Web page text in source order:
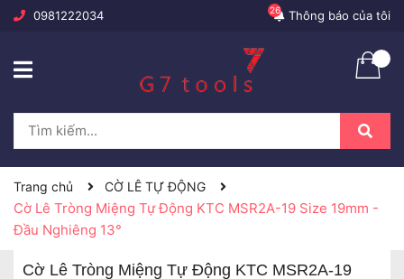
0981222034 Thông báo của tôi
26
Trang chủ CỜ LÊ TỰ ĐỘNG
Cờ Lê Tròng Miệng Tự Động KTC MSR2A-19 Size 19mm -
Đầu Nghiêng 13°
Cờ Lê Tròng Miệng Tự Động KTC MSR2A-19